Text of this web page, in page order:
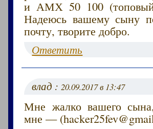
и АМХ 50 100
Надеюсь вашему сыну
почту, творите добро.
Ответить
влад :20.09.2017 в 13:47
Мне жалко вашего
мне —